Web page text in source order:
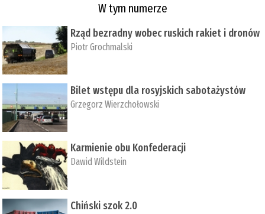
W tym numerze
Rząd bezradny wobec ruskich rakiet i dronów
Piotr Grochmalski
Bilet wstępu dla rosyjskich sabotażystów
Grzegorz Wierzchołowski
Karmienie obu Konfederacji
Dawid Wildstein
Chiński szok 2.0